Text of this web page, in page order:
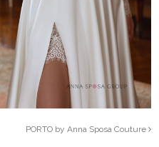
PORTO by Anna Sposa Couture